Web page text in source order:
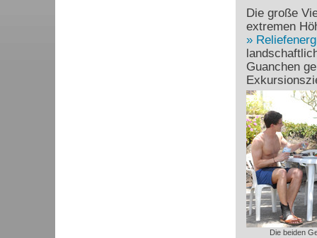
Die große
extremen
Guanchen
Die beiden